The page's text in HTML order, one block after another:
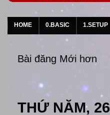
HOME 0.BASIC 1.SETUP
Bài đăng Mới hơn
THỨ NĂM,